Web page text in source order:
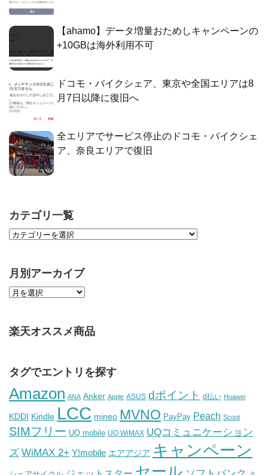
【ahamo】データ増量おためしキャンペーンの
+10GBは海外利用不可
ドコモ・バイクシェア、東京や全国エリアは8
月7日以降に復旧へ
全エリアでサービス停止のドコモ・バイクシェ
ア、奈良エリアで復旧
カテゴリ一覧
月別アーカイブ
楽天オススメ商品
タグでエントリを探す
Amazon ANA Anker Apple ASUS dポイント d払い Huawei
KDDI Kindle LCC mineo MVNO PayPay Peach Scoot
SIMフリー UQ mobile UQ WiMAX UQコミュニケーション
ズ WiMAX 2+ Y!mobile エアアジア キャンペーン